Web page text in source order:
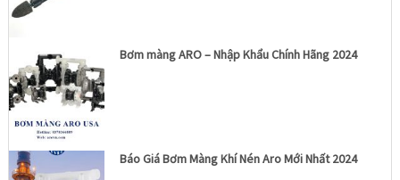
Bơm màng ARO – Nhập Khẩu Chính Hãng 2024
Báo Giá Bơm Màng Khí Nén Aro Mới Nhất 2024